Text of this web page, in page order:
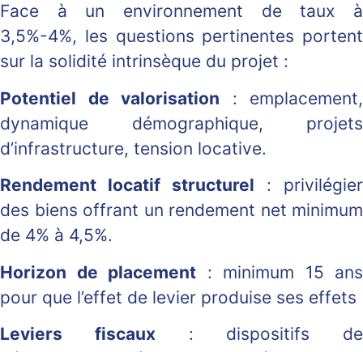
Face à un environnement de taux à
3,5%-4%, les questions pertinentes portent
sur la solidité intrinsèque du projet :
Potentiel de valorisation : emplacement,
dynamique démographique, projets
d’infrastructure, tension locative.
Rendement locatif structurel : privilégier
des biens offrant un rendement net minimum
de 4% à 4,5%.
Horizon de placement : minimum 15 ans
pour que l’effet de levier produise ses effets
Leviers fiscaux: dispositifs de